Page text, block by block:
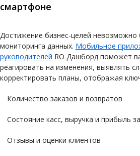
смартфоне
Достижение бизнес-целей невозможно
мониторинга данных. Мобильное
руководителей RO Дашборд поможет
реагировать на изменения, выявлять
корректировать планы, отображая
Количество заказов и возвратов
Состояние касс, выручка и прибыль
Отзывы и оценки клиентов